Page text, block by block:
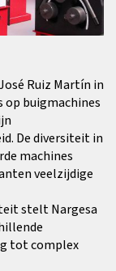
Ruiz Martín in
op buigmachines
De diversiteit in
machines
veelzijdige
stelt Nargesa
tot complex